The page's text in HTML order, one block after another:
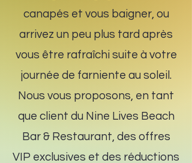
canapés et vous baigner, ou
arrivez un peu plus tard après
vous être rafraîchi suite à votre
journée de farniente au soleil.
Nous vous proposons, en tant
que client du Nine Lives Beach
Bar & Restaurant, des offres
VIP exclusives et des réductions